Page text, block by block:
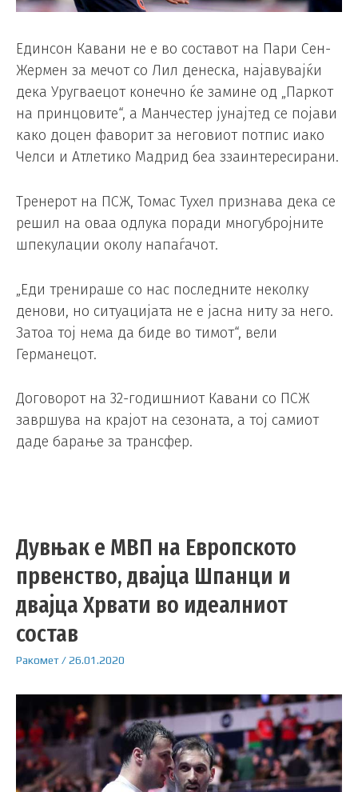
Единсон Кавани не е во составот на Пари Сен-
Жермен за мечот со Лил денеска, најавувајќи
дека Уругваецот конечно ќе замине од „Паркот
на принцовите“, а Манчестер јунајтед се појави
како доцен фаворит за неговиот потпис иако
Челси и Атлетико Мадрид беа ззаинтересирани.
Тренерот на ПСЖ, Томас Тухел признава дека се
решил на оваа одлука поради многубројните
шпекулации околу напаѓачот.
„Еди тренираше со нас последните неколку
денови, но ситуацијата не е јасна ниту за него.
Затоа тој нема да биде во тимот“, вели
Германецот.
Договорот на 32-годишниот Кавани со ПСЖ
завршува на крајот на сезоната, а тој самиот
даде барање за трансфер.
Дувњак е МВП на Европското
првенство, двајца Шпанци и
двајца Хрвати во идеалниот
состав
Ракомет/26.01.2020